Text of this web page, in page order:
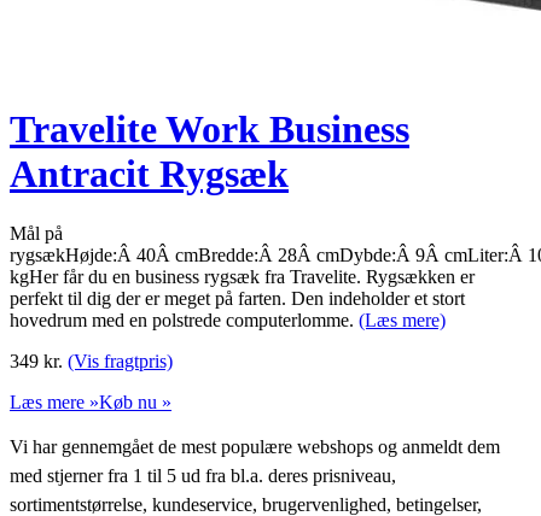
Travelite Work Business
Antracit Rygsæk
Mål på
rygsækHøjde:Â 40Â cmBredde:Â 28Â cmDybde:Â 9Â cmLiter:Â
kgHer får du en business rygsæk fra Travelite. Rygsækken er
perfekt til dig der er meget på farten. Den indeholder et stort
hovedrum med en polstrede computerlomme. (Læs mere)
349 kr. (Vis fragtpris)
Læs mere »Køb nu »
Vi har gennemgået de mest populære webshops og anmeldt dem
med stjerner fra 1 til 5 ud fra bl.a. deres prisniveau,
sortimentstørrelse, kundeservice, brugervenlighed, betingelser,